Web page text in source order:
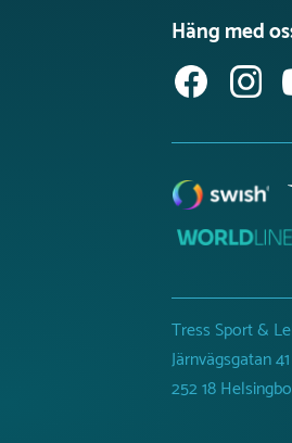
Häng med
Tress Sport &
Järnvägsgatan 41
252 18